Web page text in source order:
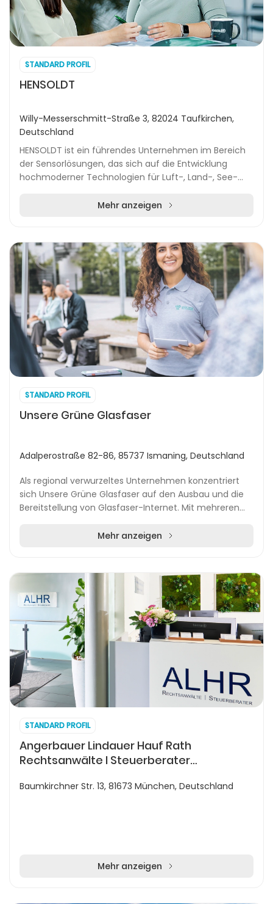
STANDARD PROFIL
HENSOLDT
Willy-Messerschmitt-Straße 3, 82024 Taufkirchen,
Deutschland
HENSOLDT ist ein führendes Unternehmen im Bereich
der Sensorlösungen, das sich auf die Entwicklung
hochmoderner Technologien für Luft-, Land-, See-
Mehr anzeigen
STANDARD PROFIL
Unsere Grüne Glasfaser
Adalperostraße 82-86, 85737 Ismaning, Deutschland
Als regional verwurzeltes Unternehmen konzentriert
sich Unsere Grüne Glasfaser auf den Ausbau und die
Bereitstellung von Glasfaser-Internet. Mit mehreren
Mehr anzeigen
STANDARD PROFIL
Angerbauer Lindauer Hauf Rath
Rechtsanwälte I Steuerberater
Baumkirchner Str. 13, 81673 München, Deutschland
Mehr anzeigen